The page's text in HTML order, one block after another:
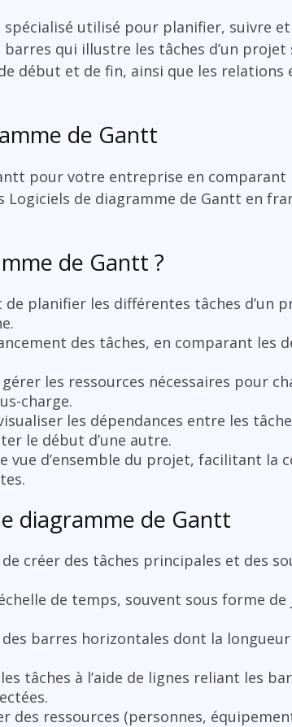
utilisé pour planifier, suivre
qui illustre les tâches d’un projet
début et de fin, ainsi que les relations
de Gantt
pour votre entreprise en
de diagramme de Gantt en
de Gantt ?
planifier les différentes tâches d’un
des tâches, en comparant les
les ressources nécessaires pour
charge.
les dépendances entre les
le début d’une autre.
vue d’ensemble du projet, facilitant la
diagramme de Gantt
créer des tâches principales et des
de temps, souvent sous forme de
barres horizontales dont la
tâches à l’aide de lignes reliant les
des ressources (personnes,